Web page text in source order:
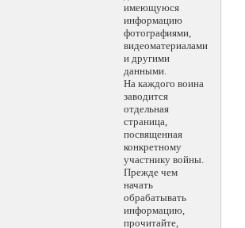
имеющуюся
информацию
фотографиями,
видеоматериалами
и другими
данными.
На каждого воина
заводится
отдельная
страница,
посвященная
конкретному
участнику войны.
Прежде чем
начать
обрабатывать
информацию,
прочитайте,